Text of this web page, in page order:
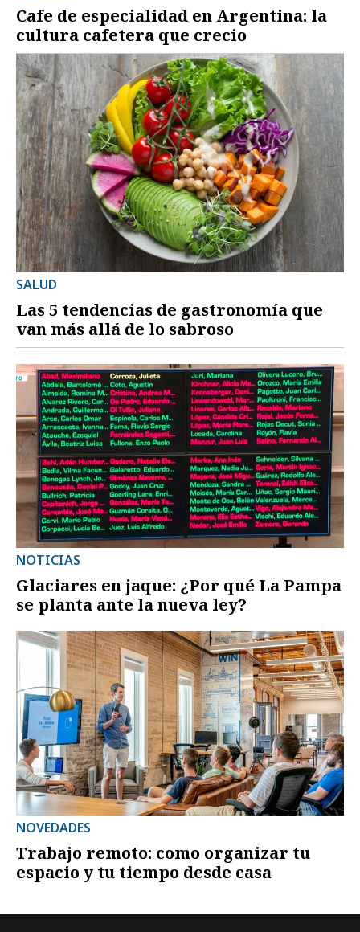
Cafe de especialidad en Argentina: la
cultura cafetera que crecio
SALUD
Las 5 tendencias de gastronomía que
van más allá de lo sabroso
NOTICIAS
Glaciares en jaque: ¿Por qué La Pampa
se planta ante la nueva ley?
NOVEDADES
Trabajo remoto: como organizar tu
espacio y tu tiempo desde casa